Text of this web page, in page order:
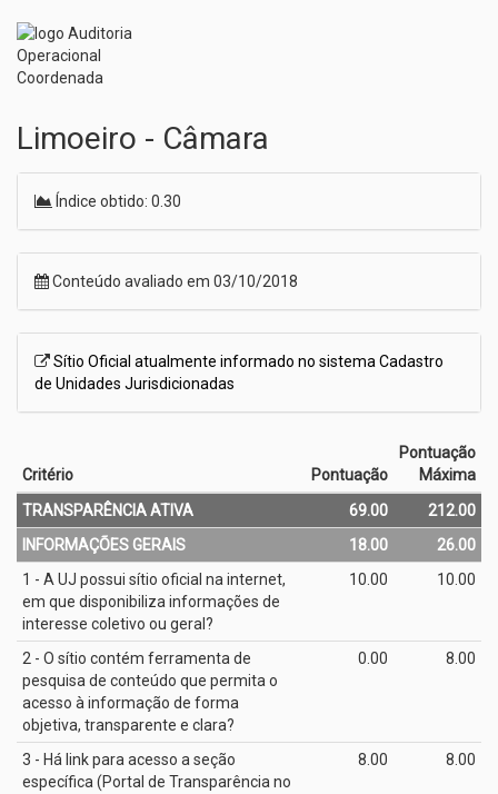
Limoeiro - Câmara
Índice obtido: 0.30
Conteúdo avaliado em 03/10/2018
Sítio Oficial atualmente informado no sistema Cadastro
de Unidades Jurisdicionadas
Critério Pontuação
Pontuação
Máxima
TRANSPARÊNCIA ATIVA
69.00
212.00
INFORMAÇÕES GERAIS
18.00
26.00
1 - A UJ possui sítio oficial na internet,
em que disponibiliza informações de
interesse coletivo ou geral?
10.00 10.00
2 - O sítio contém ferramenta de
pesquisa de conteúdo que permita o
acesso à informação de forma
objetiva, transparente e clara?
0.00 8.00
3 - Há link para acesso a seção
específica (Portal de Transparência no
8.00 8.00